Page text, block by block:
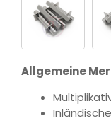
Allgemeine